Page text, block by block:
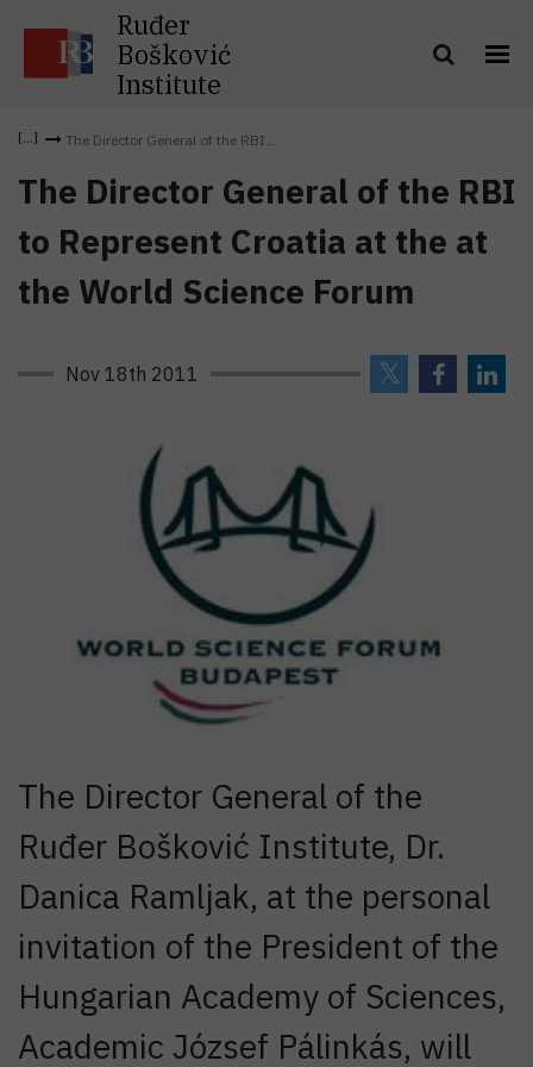
Ruđer
Bošković
Institute
The Director General of the RBI...
The Director General of the RBI
to Represent Croatia at the at
the World Science Forum
Nov 18th 2011
The Director General of the
Ruđer Bošković Institute, Dr.
Danica Ramljak, at the personal
invitation of the President of the
Hungarian Academy of Sciences,
Academic József Pálinkás, will